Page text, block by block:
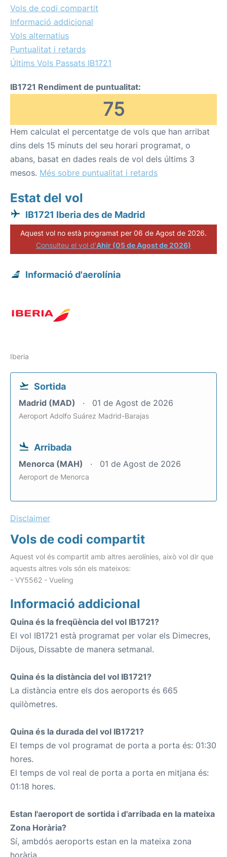
Vols de codi compartit
Informació addicional
Vols alternatius
Puntualitat i retards
Últims Vols Passats IB1721
IB1721 Rendiment de puntualitat:
75
Hem calculat el percentatge de vols que han arribat
dins dels 15 minuts del seu horari programat, o
abans, basat en dades reals de vol dels últims 3
mesos. Més sobre puntualitat i retards
Estat del vol
IB1721 Iberia des de Madrid
Aquest vol no està programat per 06 de Agost de 2026.
Consulteu el vol d'Ahir (05 de Agost de 2026)
Informació d'aerolínia
Iberia
Sortida
Madrid (MAD) 01 de Agost de 2026
Aeroport Adolfo Suárez Madrid-Barajas
Arribada
Menorca (MAH) 01 de Agost de 2026
Aeroport de Menorca
Disclaimer
Vols de codi compartit
Aquest vol és compartit amb altres aerolínies, això vol dir que
aquests altres vols són els mateixos:
- VY5562 - Vueling
Informació addicional
Quina és la freqüència del vol IB1721?
El vol IB1721 està programat per volar els Dimecres,
Dijous, Dissabte de manera setmanal.
Quina és la distància del vol IB1721?
La distància entre els dos aeroports és 665
quilòmetres.
Quina és la durada del vol IB1721?
El temps de vol programat de porta a porta és: 01:30
hores.
El temps de vol real de porta a porta en mitjana és:
01:18 hores.
Estan l'aeroport de sortida i d'arribada en la mateixa
Zona Horària?
Sí, ambdós aeroports estan en la mateixa zona
horària.